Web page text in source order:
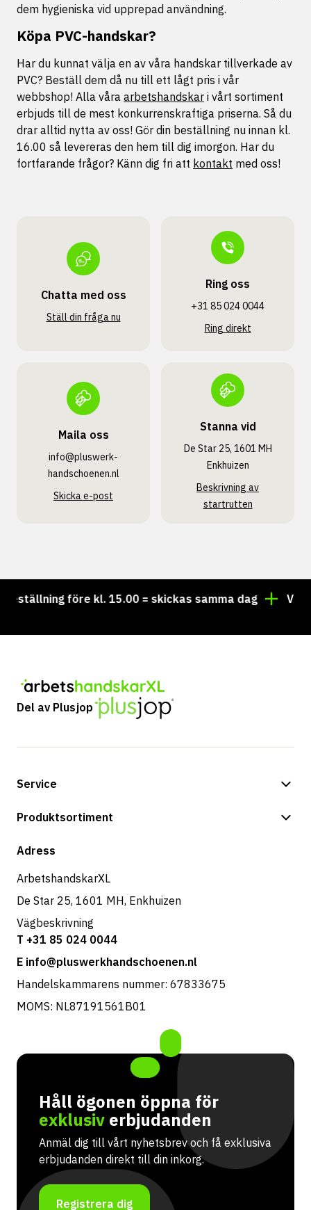
dem hygieniska vid upprepad användning.
Köpa PVC-handskar?
Har du kunnat välja en av våra handskar tillverkade av
PVC? Beställ dem då nu till ett lågt pris i vår
webbshop! Alla våra arbetshandskar i vårt sortiment
erbjuds till de mest konkurrenskraftiga priserna. Så du
drar alltid nytta av oss! Gör din beställning nu innan kl.
16.00 så levereras den hem till dig imorgon. Har du
fortfarande frågor? Känn dig fri att kontakt med oss!
Chatta med oss
Ställ din fråga nu
Ring oss
+31 85 024 0044
Ring direkt
Maila oss
info@pluswerk­
handschoenen.nl
Skicka e-post
Stanna vid
De Star 25, 1601 MH
Enkhuizen
Beskrivning av
startrutten
före kl. 15.00 = skickas samma dag Vill du
Del av Plusjop
Service
Betalningsalternativ
Produktsortiment
Butik
Adress
ArbetshandskarXL
De Star 25, 1601 MH, Enkhuizen
Vägbeskrivning
T +31 85 024 0044
E info@pluswerkhandschoenen.nl
Handelskammarens nummer: 67833675
MOMS: NL87191561B01
Håll ögonen öppna för
exklusiv erbjudanden
Anmäl dig till vårt nyhetsbrev och få exklusiva
erbjudanden direkt till din inkorg.
Registrera dig